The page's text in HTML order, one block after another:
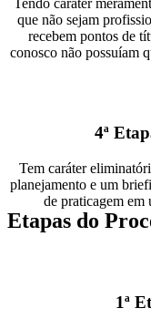
Tendo caráter
que não sejam
recebem pontos de
conosco não possuíam
4ª
Tem caráter
planejamento e um
de praticagem em
Etapas do
1ª